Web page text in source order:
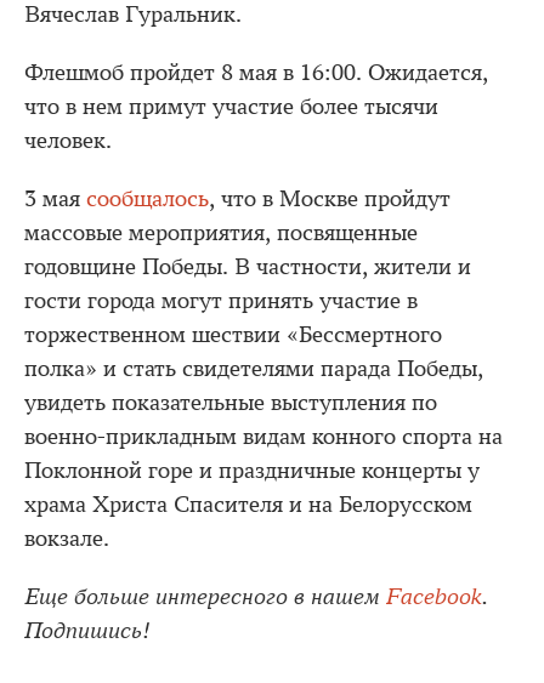
Вячеслав Гуральник.
Флешмоб пройдет 8 мая в 16:00. Ожидается,
что в нем примут участие более тысячи
человек.
3 мая сообщалось, что в Москве пройдут
массовые мероприятия, посвященные
годовщине Победы. В частности, жители и
гости города могут принять участие в
торжественном шествии «Бессмертного
полка» и стать свидетелями парада Победы,
увидеть показательные выступления по
военно-прикладным видам конного спорта на
Поклонной горе и праздничные концерты у
храма Христа Спасителя и на Белорусском
вокзале.
Еще больше интересного в нашем Facebook.
Подпишись!